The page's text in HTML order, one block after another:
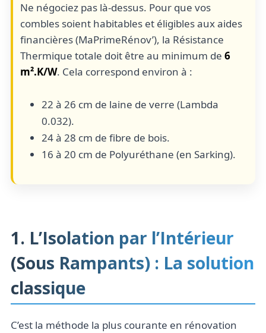
Ne négociez pas là-dessus. Pour que vos
combles soient habitables et éligibles aux aides
financières (MaPrimeRénov’), la Résistance
Thermique totale doit être au minimum de 6
m².K/W. Cela correspond environ à :
22 à 26 cm de laine de verre (Lambda
0.032).
24 à 28 cm de fibre de bois.
16 à 20 cm de Polyuréthane (en Sarking).
1. L’Isolation par l’Intérieur
(Sous Rampants) : La solution
classique
C’est la méthode la plus courante en rénovation